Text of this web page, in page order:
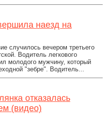
наезд на
случилось вечером третьего
Водитель легкового
молодого мужчину, который
"зебре". Водитель...
отказалась
(видео)